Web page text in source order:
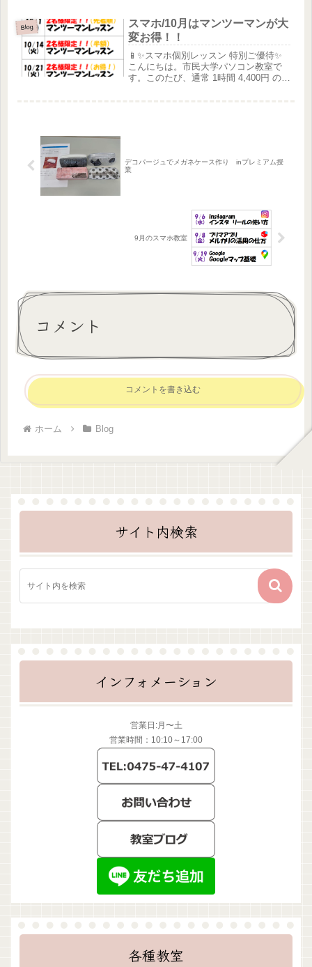
んなお悩みを少しでも解決できるよ...
Blog
スマホ/10月はマンツーマンが大
変お得！！
📱✨スマホ個別レッスン 特別ご優待✨
こんにちは。市民大学パソコン教室で
す。このたび、通常 1時間 4,400円 のマ
デコパージュでメガネケース作り inプレミアム授
業
9月のスマホ教室
コメント
コメントを書き込む
ホーム Blog
サイト内検索
インフォメーション
営業日:月〜土
営業時間：10:10～17:00
各種教室